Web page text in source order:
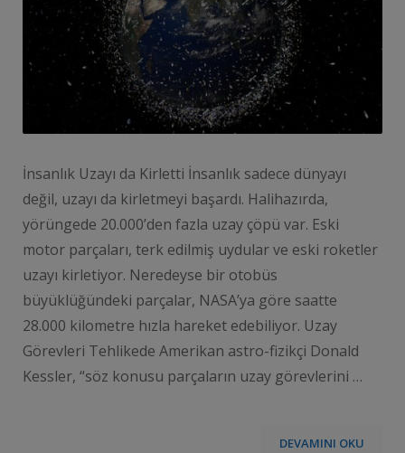
İnsanlık Uzayı da Kirletti İnsanlık sadece dünyayı
değil, uzayı da kirletmeyi başardı. Halihazırda,
yörüngede 20.000’den fazla uzay çöpü var. Eski
motor parçaları, terk edilmiş uydular ve eski roketler
uzayı kirletiyor. Neredeyse bir otobüs
büyüklüğündeki parçalar, NASA’ya göre saatte
28.000 kilometre hızla hareket edebiliyor. Uzay
Görevleri Tehlikede Amerikan astro-fizikçi Donald
Kessler, “söz konusu parçaların uzay görevlerini …
DEVAMINI OKU